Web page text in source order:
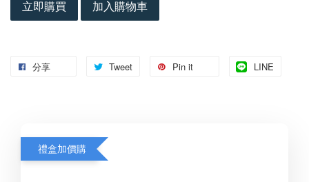
立即購買 加入購物車
分享 Tweet Pin it LINE
禮盒加價購